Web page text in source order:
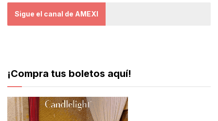
Sigue el canal de AMEXI
¡Compra tus boletos aquí!